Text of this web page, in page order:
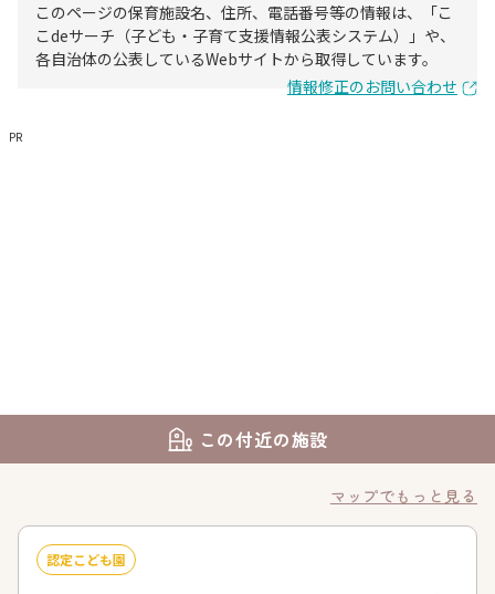
このページの保育施設名、住所、電話番号等の情報は、「こ
こdeサーチ（子ども・子育て支援情報公表システム）」や、
各自治体の公表しているWebサイトから取得しています。
情報修正のお問い合わせ
PR
この付近の施設
マップでもっと見る
認定こども園